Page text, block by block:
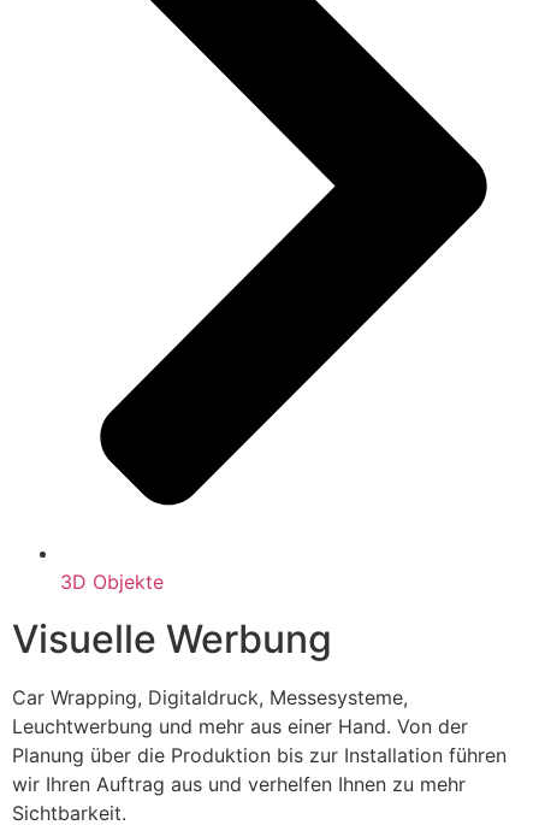
3D Objekte
Visuelle Werbung
Car Wrapping, Digitaldruck, Messesysteme,
Leuchtwerbung und mehr aus einer Hand. Von der
Planung über die Produktion bis zur Installation führen
wir Ihren Auftrag aus und verhelfen Ihnen zu mehr
Sichtbarkeit.